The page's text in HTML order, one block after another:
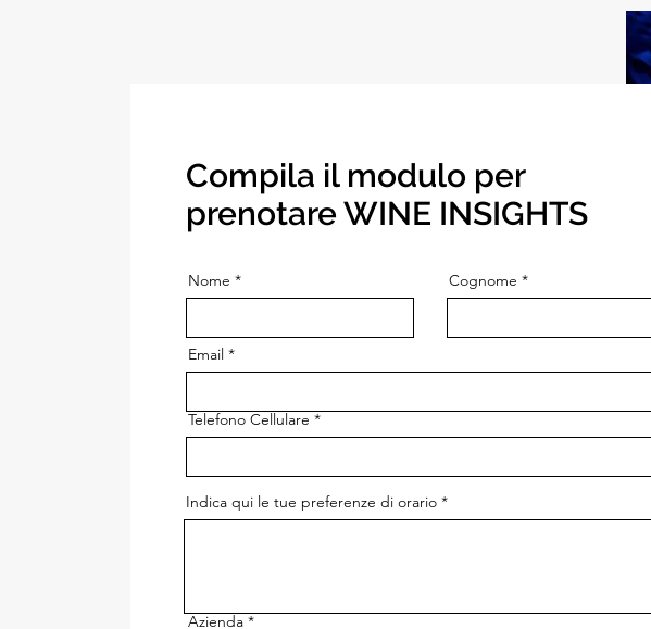
Compila il modulo per
prenotare WINE INSIGHTS
Nome Cognome
Email
Telefono Cellulare
Indica qui le tue preferenze di orario
Azienda